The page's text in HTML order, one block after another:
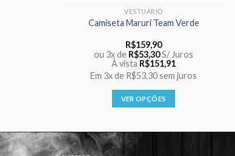
VESTUÁRIO
Camiseta Maruri Team Verde
R$159,90
ou 3x de R$53,30S/ Juros
À vista R$151,91
Em 3xde R$53,30sem juros
VER OPÇÕES